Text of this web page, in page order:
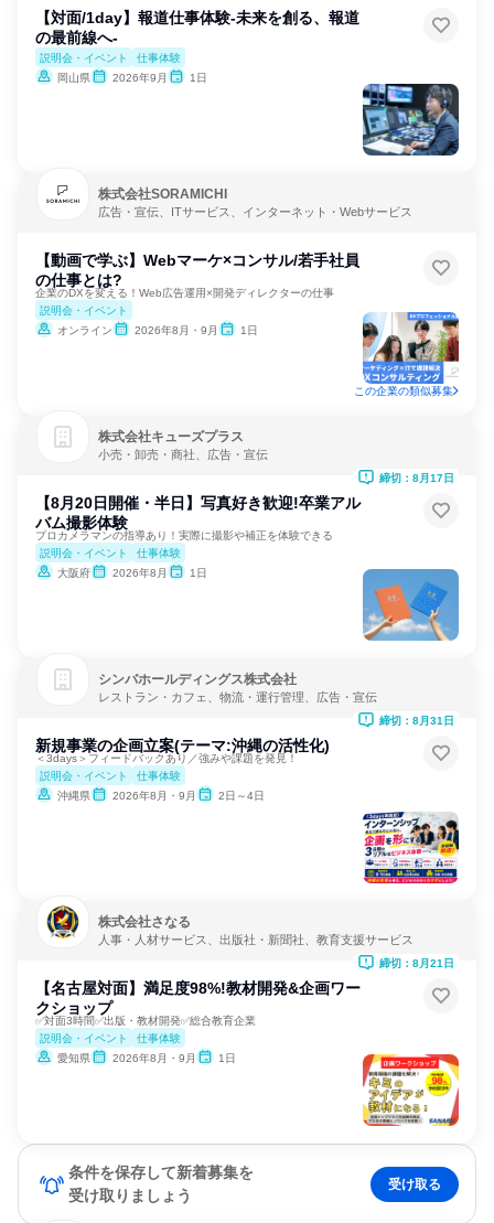
【対面/1day】報道仕事体験-未来を創る、報道
の最前線へ-
説明会・イベント
仕事体験
岡山県
2026年9月 1日
株式会社SORAMICHI
広告・宣伝、ITサービス、インターネット・Webサービス
【動画で学ぶ】Webマーケ×コンサル/若手社員
の仕事とは?
企業のDXを変える！Web広告運用×開発ディレクターの仕事
説明会・イベント
オンライン
2026年8月・9月 1日
この企業の類似募集
株式会社キューズプラス
小売・卸売・商社、広告・宣伝
【8月20日開催・半日】写真好き歓迎!卒業アル
バム撮影体験
プロカメラマンの指導あり！実際に撮影や補正を体験できる
説明会・イベント
仕事体験
大阪府
2026年8月 1日
締切：8月17日
シンバホールディングス株式会社
レストラン・カフェ、物流・運行管理、広告・宣伝
新規事業の企画立案(テーマ:沖縄の活性化)
＜3days＞フィードバックあり／強みや課題を発見！
説明会・イベント
仕事体験
沖縄県
2026年8月・9月 2日～4日
締切：8月31日
株式会社さなる
人事・人材サービス、出版社・新聞社、教育支援サービス
【名古屋対面】満足度98%!教材開発&企画ワー
クショップ
✅対面3時間✅出版・教材開発✅総合教育企業
説明会・イベント
仕事体験
愛知県
2026年8月・9月 1日
締切：8月21日
条件を保存して新着募集を
受け取りましょう
受け取る